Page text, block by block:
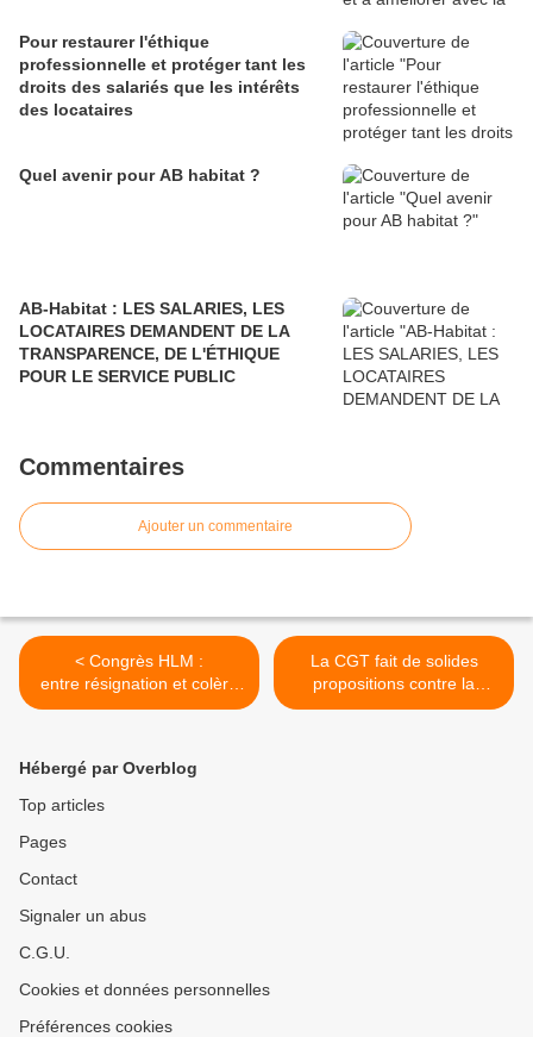
Pour restaurer l'éthique
professionnelle et protéger tant les
droits des salariés que les intérêts
des locataires
Quel avenir pour AB habitat ?
AB-Habitat : LES SALARIES, LES
LOCATAIRES DEMANDENT DE LA
TRANSPARENCE, DE L'ÉTHIQUE
POUR LE SERVICE PUBLIC
Commentaires
Ajouter un commentaire
< Congrès HLM :
entre résignation et colère
face aux coupes
La CGT fait de solides
propositions contre la
pauvreté >
Hébergé par Overblog
Top articles
Pages
Contact
Signaler un abus
C.G.U.
Cookies et données personnelles
Préférences cookies